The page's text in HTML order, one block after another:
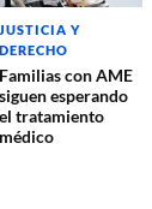
JUSTICIA Y
DERECHO
Familias con AME
siguen esperando
el tratamiento
médico